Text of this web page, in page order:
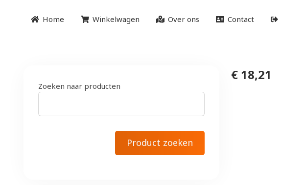
Home Winkelwagen Over ons Contact
€ 18,21
Zoeken naar producten